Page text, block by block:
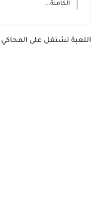
الكاملة...
اللعبة تشتغل على